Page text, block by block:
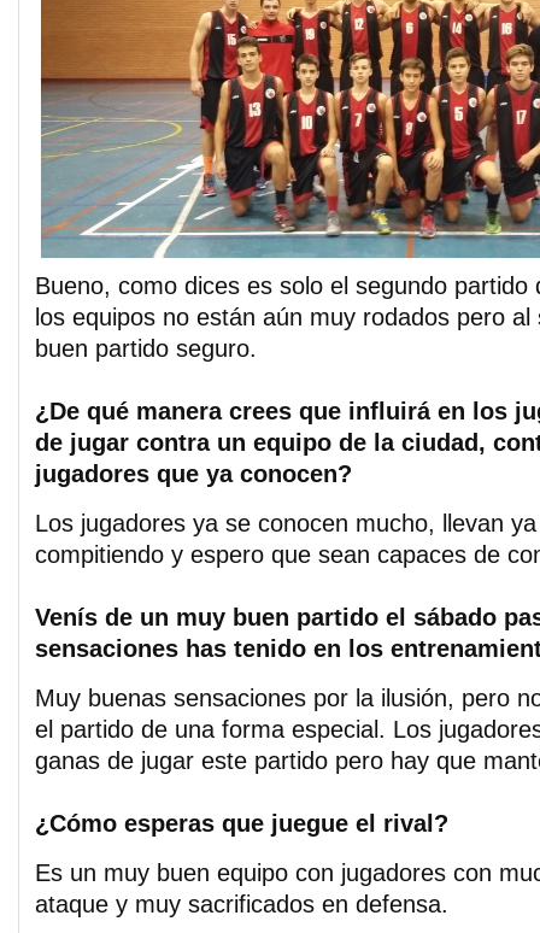
Bueno, como dices es solo el segundo partido
los equipos no están aún muy rodados pero
buen partido seguro.
¿De qué manera crees que influirá en los
de jugar contra un equipo de la ciudad,
jugadores que ya conocen?
Los jugadores ya se conocen mucho, llevan
compitiendo y espero que sean capaces de
Venís de un muy buen partido el sábado
sensaciones has tenido en los
Muy buenas sensaciones por la ilusión, pero
el partido de una forma especial. Los
ganas de jugar este partido pero hay que
¿Cómo esperas que juegue el rival?
Es un muy buen equipo con jugadores con
ataque y muy sacrificados en defensa.